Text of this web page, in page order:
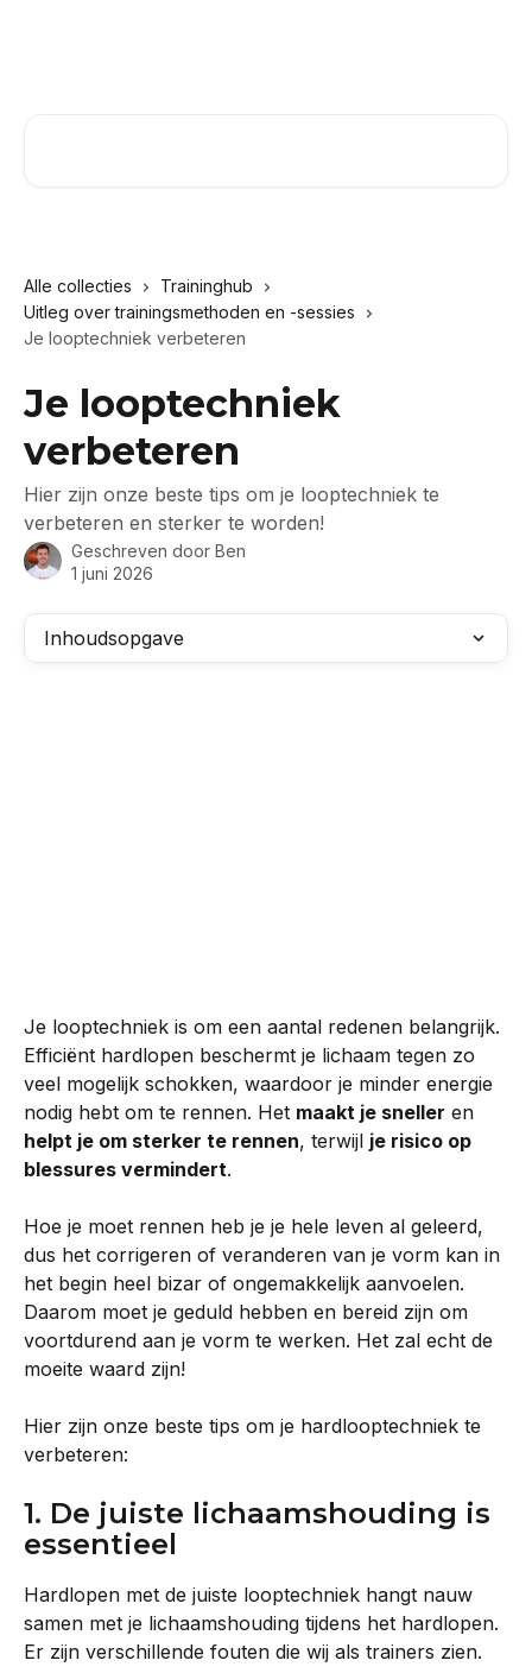
Alle collecties
Traininghub
Uitleg over trainingsmethoden en -sessies
Je looptechniek verbeteren
Je looptechniek
verbeteren
Hier zijn onze beste tips om je looptechniek te
verbeteren en sterker te worden!
Geschreven door Ben
1 juni 2026
Inhoudsopgave
Je looptechniek is om een aantal redenen belangrijk.
Efficiënt hardlopen beschermt je lichaam tegen zo
veel mogelijk schokken, waardoor je minder energie
nodig hebt om te rennen. Het maakt je sneller en
helpt je om sterker te rennen, terwijl je risico op
blessures vermindert.
Hoe je moet rennen heb je je hele leven al geleerd,
dus het corrigeren of veranderen van je vorm kan in
het begin heel bizar of ongemakkelijk aanvoelen.
Daarom moet je geduld hebben en bereid zijn om
voortdurend aan je vorm te werken. Het zal echt de
moeite waard zijn!
Hier zijn onze beste tips om je hardlooptechniek te
verbeteren:
1. De juiste lichaamshouding is
essentieel
Hardlopen met de juiste looptechniek hangt nauw
samen met je lichaamshouding tijdens het hardlopen.
Er zijn verschillende fouten die wij als trainers zien.